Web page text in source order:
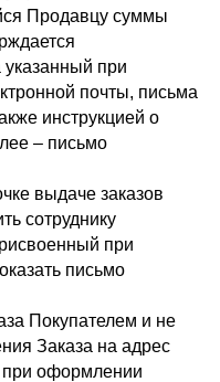
Продавцу суммы
при
почты, письма
инструкцией о
– письмо
выдаче заказов
сотруднику
при
письмо
Покупателем и не
Заказа на адрес
при оформлении